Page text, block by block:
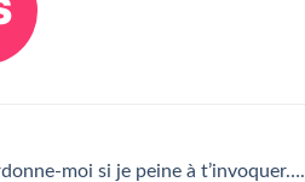
moi si je peine à t’invoquer….